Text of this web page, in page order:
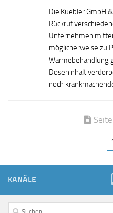
Die Kuebler GmbH
Rückruf
Unternehmen
möglicherweise zu
Wärmebehandlung
Doseninhalt
noch
KANÄLE
Suchen